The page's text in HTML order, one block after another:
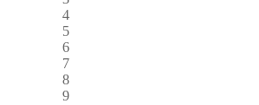
4
5
6
7
8
9